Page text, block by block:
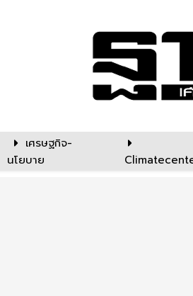
เศรษฐกิจ-
นโยบาย